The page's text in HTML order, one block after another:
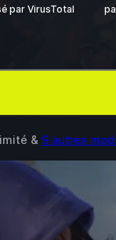
par VirusTotal
& 9 autres